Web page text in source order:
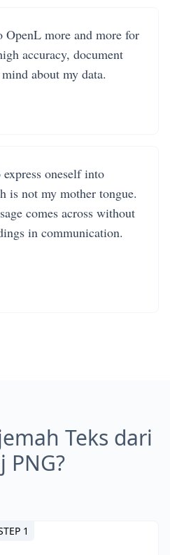
more and more for
accuracy, document
about my data.
oneself into
is not my mother tongue.
comes across without
in communication.
Teks dari
PNG?
1